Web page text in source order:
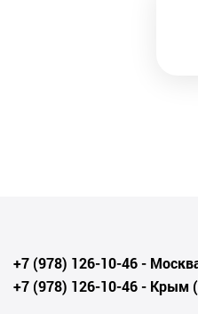
+7 (978) 126-10-46-
+7 (978) 126-10-46- Крым